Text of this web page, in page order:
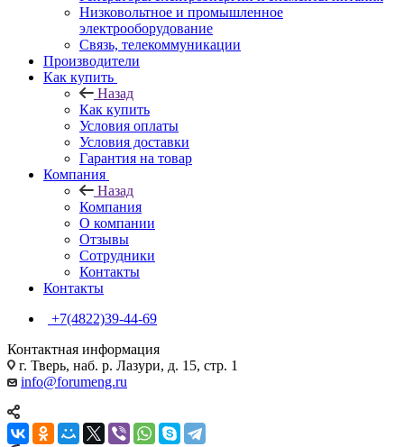
Низковольтное и промышленное
электрооборудование
Связь, телекоммуникации
Производители
Как купить
Назад
Как купить
Условия оплаты
Условия доставки
Гарантия на товар
Компания
Назад
Компания
О компании
Отзывы
Сотрудники
Контакты
Контакты
+7(4822)39-44-69
Контактная информация
г. Тверь, наб. р. Лазури, д. 15, стр. 1
info@forumeng.ru